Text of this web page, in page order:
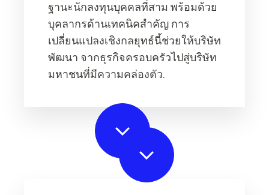
ฐานะนักลงทุนบุคคลที่สาม พร้อมด้วย
บุคลากรด้านเทคนิคสำคัญ การ
เปลี่ยนแปลงเชิงกลยุทธ์นี้ช่วยให้บริษัท
พัฒนา จากธุรกิจครอบครัวไปสู่บริษัท
มหาชนที่มีความคล่องตัว.